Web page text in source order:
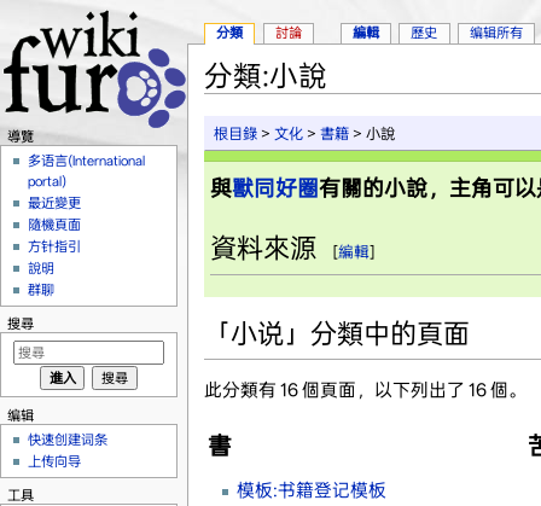
分類:小說
根目錄 >文化 >書籍 > 小說
與獸同好圈有關的小說，主角可以
資料來源 [編輯]
「小说」分類中的頁面
此分類有 16 個頁面，以下列出了 16 個。
書
模板:书籍登记模板
分類 討論 編輯 歷史 编辑所有
導覽
多语言(International
portal)
最近變更
隨機頁面
方针指引
說明
群聊
搜尋
编辑
快速创建词条
上传向导
工具